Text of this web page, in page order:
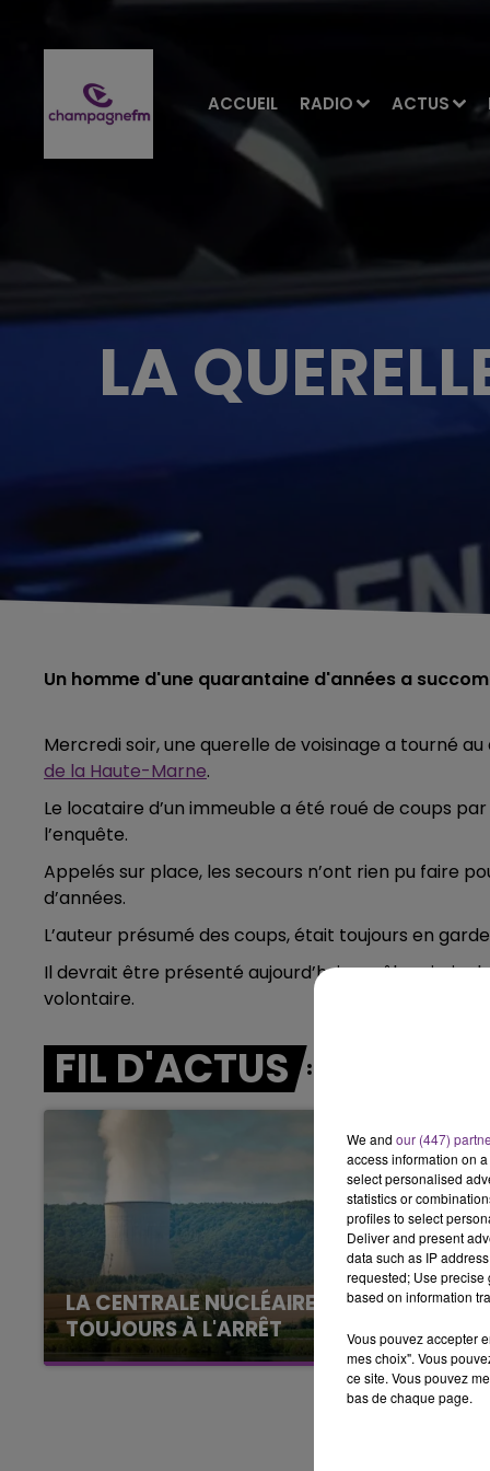
ACCUEIL RADIO ACTUS
LA
Un homme d'une quarantaine d'années a
Mercredi soir, une querelle de voisinage a tourné
de la Haute-Marne.
Le locataire d’un immeuble a été roué de coups
l’enquête.
Appelés sur place, les secours n’ont rien pu faire
d’années.
L’auteur présumé des coups, était toujours en
Il devrait être présenté aujourd’hui au pôle
volontaire.
FIL D'ACTUS
LA CENTRALE NUCLÉAIRE DE CHOOZ
TOUJOURS À L'ARRÊT
Cela fait déjà une semaine que la centrale
nucléaire ardennaise est à l'arrêt. Une situation
justifiée par la sécheresse intense qui est
We and our (447)
access information on
select personalised
statistics or
profiles to select
Deliver and present
data such as IP
requested; Use precise
based on information
Vous pouvez accepter
mes choix". Vous
ce site. Vous pouvez
bas de chaque page.